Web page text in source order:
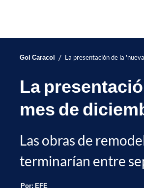
Gol Caracol / La presentación de la
La
mes de
Las obras de
terminarían entre
Por: EFE